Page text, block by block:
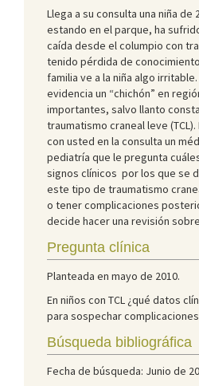
Llega a su consulta una niña de
estando en el parque, ha
caída desde el columpio con
tenido pérdida de
familia ve a la niña algo
evidencia un “chichón” en
importantes, salvo llanto
traumatismo craneal leve
con usted en la consulta un
pediatría que le pregunta
signos clínicos por los que se
este tipo de traumatismo
o tener complicaciones
decide hacer una revisión
Pregunta clínica
Planteada en mayo de 2010.
En niños con TCL ¿qué datos
para sospechar
Búsqueda bibliográfica
Fecha de búsqueda: Junio de